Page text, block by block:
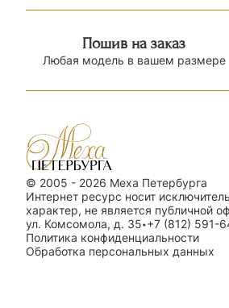
Пошив на заказ
Любая модель в вашем размере
© 2005 - 2026 Меха Петербурга
Интернет ресурс носит
характер, не является публичной
ул. Комсомола, д. 35•+7 (812) 591-
Политика конфиденциальности
Обработка персональных данных